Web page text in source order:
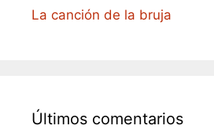
La canción de la bruja
Últimos comentarios